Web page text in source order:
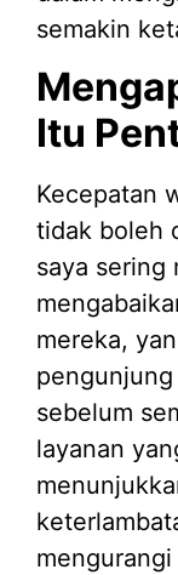
semakin
Itu
Kecepatan
tidak boleh
saya sering
mereka,
sebelum
layanan